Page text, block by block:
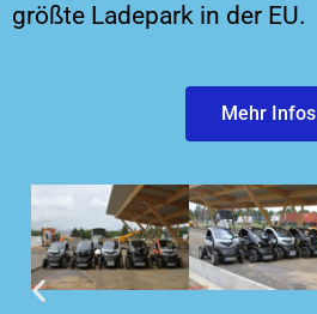
größte Ladepark in der EU.
Mehr Infos